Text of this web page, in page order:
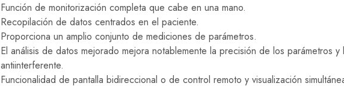
Función de monitorización completa que cabe en una mano.
Recopilación de datos centrados en el paciente.
Proporciona un amplio conjunto de mediciones de parámetros.
El análisis de datos mejorado mejora notablemente la precisión de los parámetros y
antiinterferente.
Funcionalidad de pantalla bidireccional o de control remoto y visualización